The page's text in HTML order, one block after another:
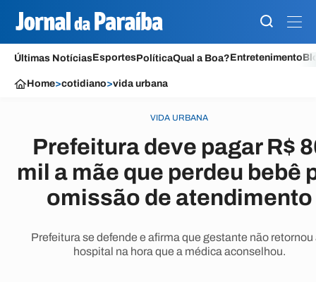
Últimas NotíciasEsportesPolíticaQual a Boa?Entretenimento
Home>cotidiano>vida urbana
VIDA URBANA
Prefeitura deve pagar R$
mil a mãe que perdeu bebê
omissão de atendimento
Prefeitura se defende e afirma que gestante não retornou
hospital na hora que a médica aconselhou.